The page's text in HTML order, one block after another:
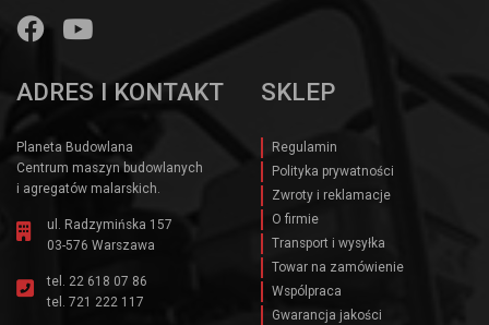
ADRES I KONTAKT
Planeta Budowlana
Centrum maszyn budowlanych
i agregatów malarskich.
ul. Radzymińska 157
03-576 Warszawa
tel. 22 618 07 86
tel. 721 222 117
SKLEP
Regulamin
Polityka prywatności
Zwroty i reklamacje
O firmie
Transport i wysyłka
Towar na zamówienie
Wspólpraca
Gwarancja jakości